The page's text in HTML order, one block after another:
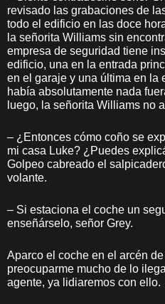
revisado las grabaciones de
todo el edificio en las doce
la señorita Williams sin
empresa de seguridad tiene
edificio, una en la entrada
en el garaje y una última en la
había absolutamente nada
luego, la señorita Williams no
– ¿Entonces cómo coño se
mi casa Luke? ¿Puedes
Golpeo cabreado el
volante.
– Si estaciona el coche un
enseñárselo, señor Grey.
Aparco el coche en el arcén
preocuparme mucho de lo
agente, ya lidiaremos con ello.